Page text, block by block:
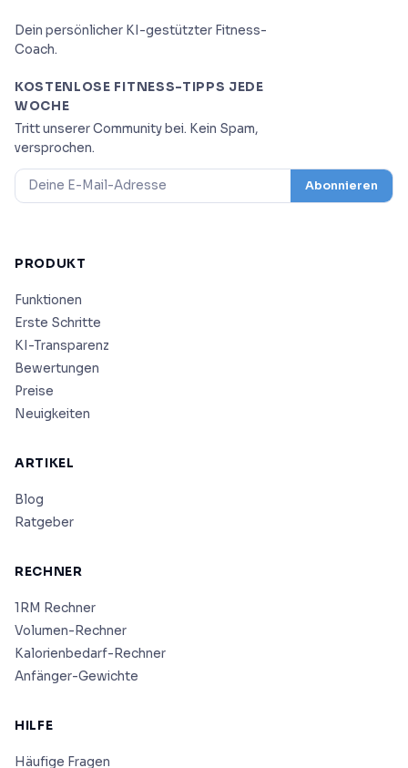
Dein persönlicher KI-gestützter Fitness-
Coach.
KOSTENLOSE FITNESS-TIPPS JEDE
WOCHE
Tritt unserer Community bei. Kein Spam,
versprochen.
Abonnieren
PRODUKT
Funktionen
Erste Schritte
KI-Transparenz
Bewertungen
Preise
Neuigkeiten
ARTIKEL
Blog
Ratgeber
RECHNER
1RM Rechner
Volumen-Rechner
Kalorienbedarf-Rechner
Anfänger-Gewichte
HILFE
Häufige Fragen